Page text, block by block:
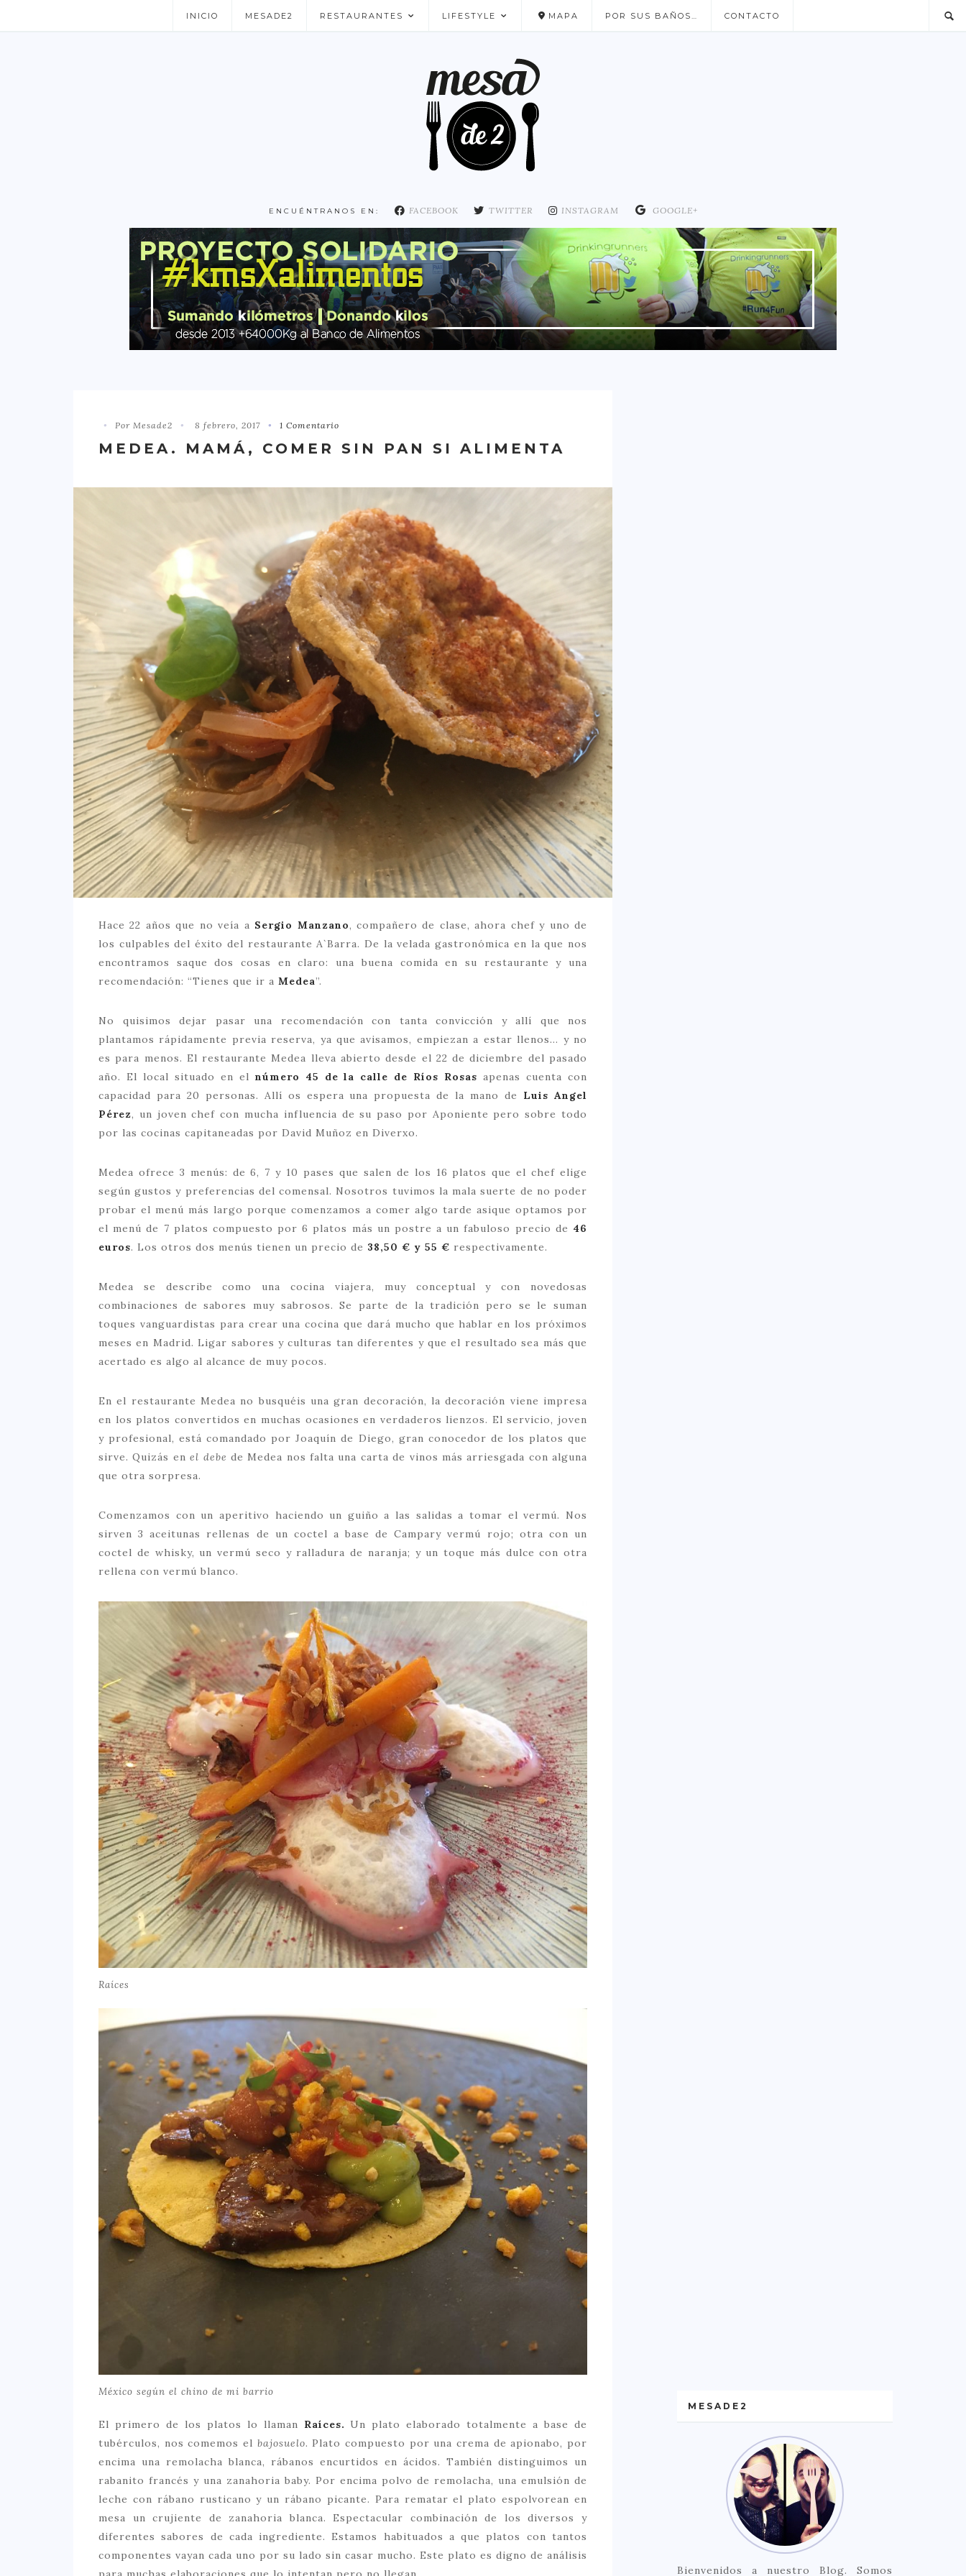
INICIO MESADE2 RESTAURANTES
NUESTROS FAVORITOS
LIFESTYLE MAPA POR SUS BAÑOS… CONTACTO
ENCUÉNTRANOS EN: FACEBOOK TWITTER INSTAGRAM GOOGLE+
Por Mesade2 8 febrero, 2017 1 Comentario
MEDEA. MAMÁ, COMER SIN PAN SI ALIMENTA
Hace 22 años que no veía a Sergio Manzano, compañero de clase, ahora chef y uno de
los culpables del éxito del restaurante A`Barra. De la velada gastronómica en la que nos
encontramos saque dos cosas en claro: una buena comida en su restaurante y una
recomendación: “Tienes que ir a Medea”.
No quisimos dejar pasar una recomendación con tanta convicción y allí que nos
plantamos rápidamente previa reserva, ya que avisamos, empiezan a estar llenos… y no
es para menos. El restaurante Medea lleva abierto desde el 22 de diciembre del pasado
año. El local situado en el número 45 de la calle de Ríos Rosasapenas cuenta con
capacidad para 20 personas. Allí os espera una propuesta de la mano de Luis Angel
Pérez, un joven chef con mucha influencia de su paso por Aponiente pero sobre todo
por las cocinas capitaneadas por David Muñoz en Diverxo.
Medea ofrece 3 menús: de 6, 7 y 10 pases que salen de los 16 platos que el chef elige
según gustos y preferencias del comensal. Nosotros tuvimos la mala suerte de no poder
probar el menú más largo porque comenzamos a comer algo tarde asique optamos por
el menú de 7 platos compuesto por 6 platos más un postre a un fabuloso precio de 46
euros. Los otros dos menús tienen un precio de 38,50 € y 55 € respectivamente.
Medea se describe como una cocina viajera, muy conceptual y con novedosas
combinaciones de sabores muy sabrosos. Se parte de la tradición pero se le suman
toques vanguardistas para crear una cocina que dará mucho que hablar en los próximos
meses en Madrid. Ligar sabores y culturas tan diferentes y que el resultado sea más que
acertado es algo al alcance de muy pocos.
En el restaurante Medea no busquéis una gran decoración, la decoración viene impresa
en los platos convertidos en muchas ocasiones en verdaderos lienzos. El servicio, joven
y profesional, está comandado por Joaquín de Diego, gran conocedor de los platos que
sirve. Quizás enel debe de Medea nos falta una carta de vinos más arriesgada con alguna
que otra sorpresa.
Comenzamos con un aperitivo haciendo un guiño a las salidas a tomar el vermú. Nos
sirven 3 aceitunas rellenas de un coctel a base de Campary vermú rojo; otra con un
coctel de whisky, un vermú seco y ralladura de naranja; y un toque más dulce con otra
rellena con vermú blanco.
Raíces
México según el chino de mi barrio
El primero de los platos lo llaman Raíces. Un plato elaborado totalmente a base de
tubérculos, nos comemos el bajosuelo. Plato compuesto por una crema de apionabo, por
encima una remolacha blanca, rábanos encurtidos en ácidos. También distinguimos un
rabanito francés y una zanahoria baby. Por encima polvo de remolacha, una emulsión de
leche con rábano rusticano y un rábano picante. Para rematar el plato espolvorean en
mesa un crujiente de zanahoria blanca. Espectacular combinación de los diversos y
diferentes sabores de cada ingrediente. Estamos habituados a que platos con tantos
componentes vayan cada uno por su lado sin casar mucho. Este plato es digno de análisis
MESADE2
Bienvenidos a nuestro Blog. Somos